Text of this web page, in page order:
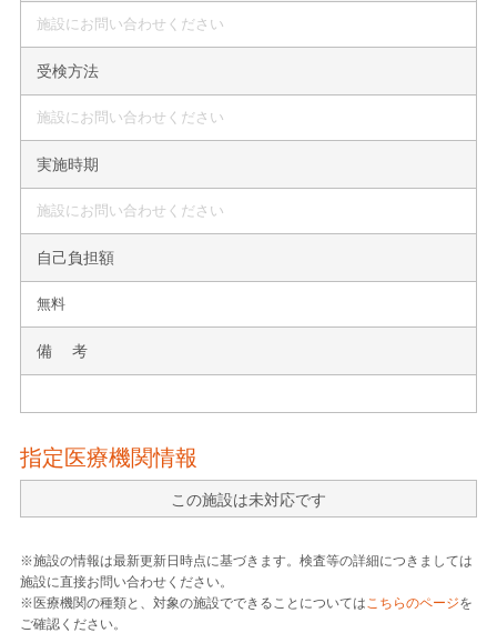
施設にお問い合わせください
受検方法
施設にお問い合わせください
実施時期
施設にお問い合わせください
自己負担額
無料
備 考
指定医療機関情報
この施設は未対応です
※施設の情報は最新更新日時点に基づきます。検査等の詳細につきましては
施設に直接お問い合わせください。
※医療機関の種類と、対象の施設でできることについてはこちらのページを
ご確認ください。